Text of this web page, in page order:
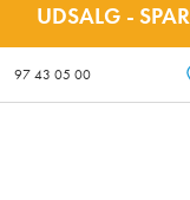
UDSALG -
97 43 05 00